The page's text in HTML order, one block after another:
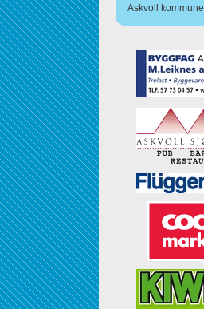
Askvoll kommune